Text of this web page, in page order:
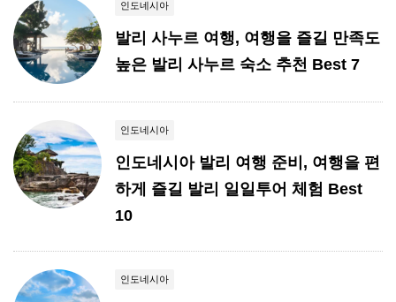
인도네시아
발리 사누르 여행, 여행을 즐길 만족도
높은 발리 사누르 숙소 추천 Best 7
인도네시아
인도네시아 발리 여행 준비, 여행을 편
하게 즐길 발리 일일투어 체험 Best
10
인도네시아